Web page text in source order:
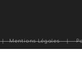
|Mentions Légales|